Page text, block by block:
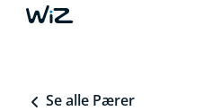
Se alle Pærer